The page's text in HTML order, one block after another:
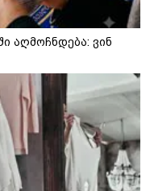
აღმოჩნდება: ვინ